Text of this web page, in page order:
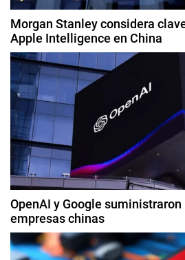
Morgan Stanley considera
Apple Intelligence en China
OpenAI y Google
empresas chinas